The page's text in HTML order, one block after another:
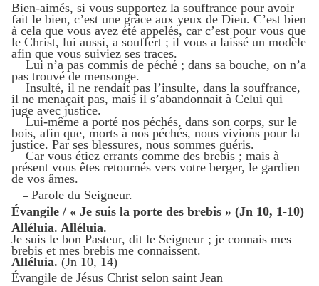
Bien-aimés, si vous supportez la souffrance pour avoir
fait le bien, c’est une grâce aux yeux de Dieu. C’est bien
à cela que vous avez été appelés, car c’est pour vous que
le Christ, lui aussi, a souffert ; il vous a laissé un modèle
afin que vous suiviez ses traces.
Lui n’a pas commis de péché ; dans sa bouche, on n’a
pas trouvé de mensonge.
Insulté, il ne rendait pas l’insulte, dans la souffrance,
il ne menaçait pas, mais il s’abandonnait à Celui qui
juge avec justice.
Lui-même a porté nos péchés, dans son corps, sur le
bois, afin que, morts à nos péchés, nous vivions pour la
justice. Par ses blessures, nous sommes guéris.
Car vous étiez errants comme des brebis ; mais à
présent vous êtes retournés vers votre berger, le gardien
de vos âmes.
– Parole du Seigneur.
Évangile / « Je suis la porte des brebis » (Jn 10, 1-10)
Alléluia. Alléluia.
Je suis le bon Pasteur, dit le Seigneur ; je connais mes
brebis et mes brebis me connaissent.
Alléluia. (Jn 10, 14)
Évangile de Jésus Christ selon saint Jean